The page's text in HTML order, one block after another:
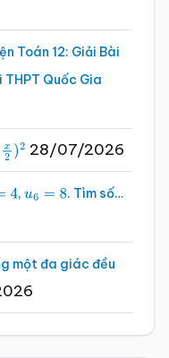
Toán 12: Giải Bài
THPT Quốc Gia
)2 28/07/2026
4 , u6 =8 . Tìm số…
một đa giác đều